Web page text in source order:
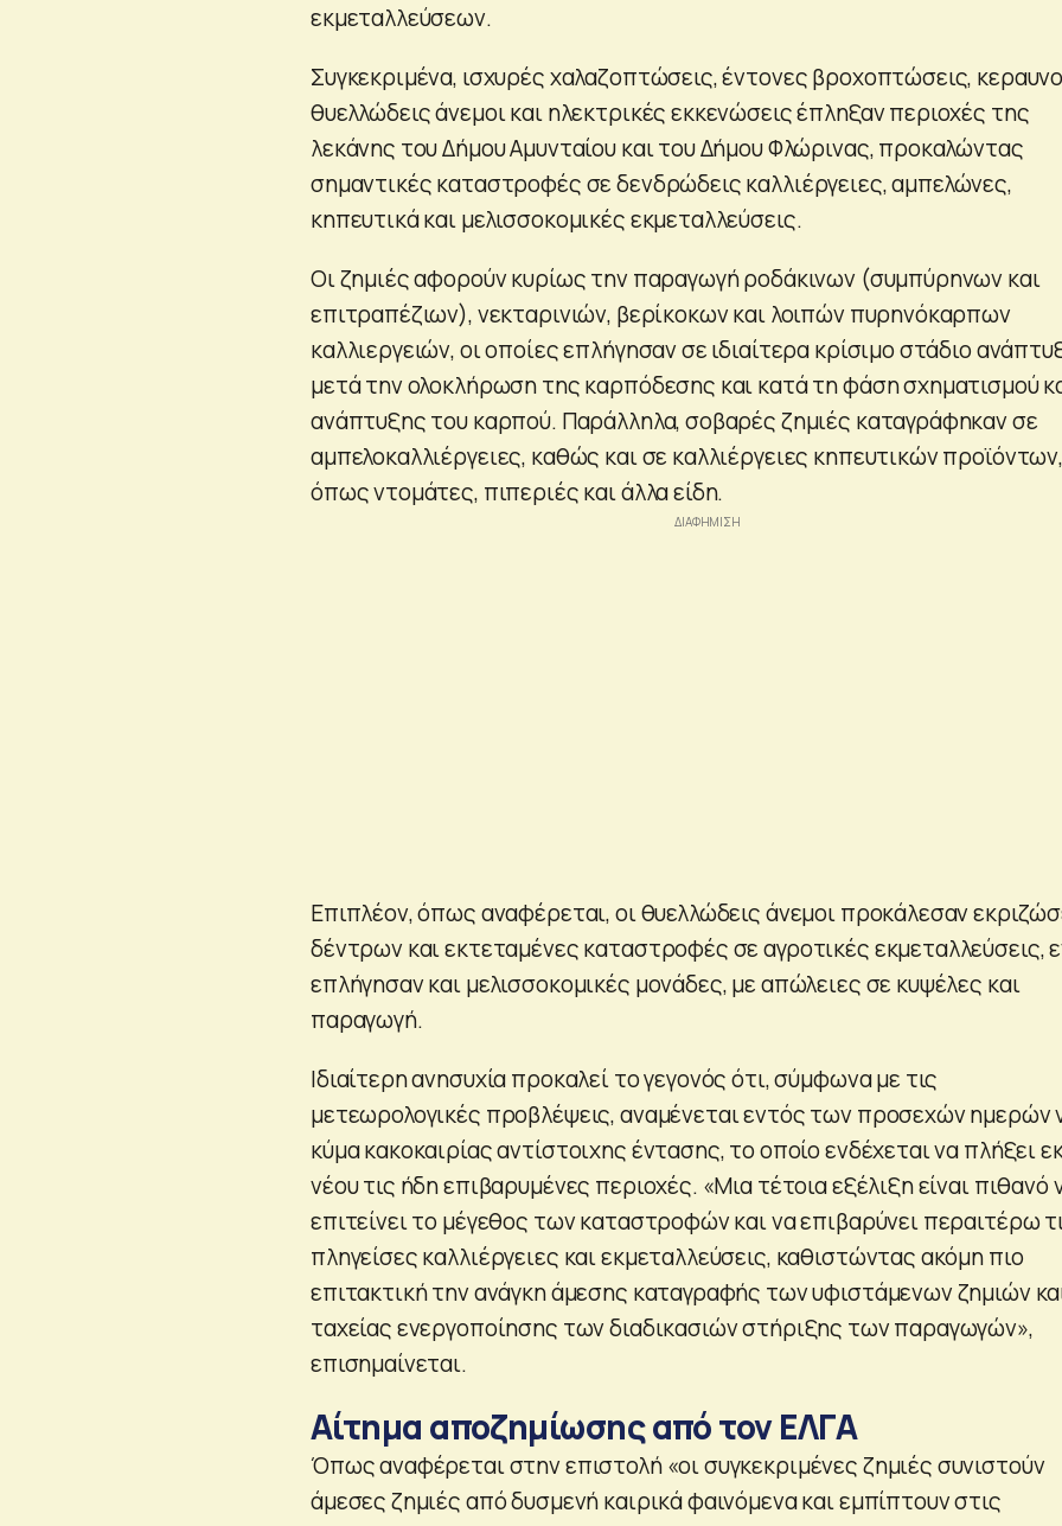
εκμεταλλεύσεων.
Συγκεκριμένα, ισχυρές χαλαζοπτώσεις, έντονες βροχοπτώσεις,
θυελλώδεις άνεμοι και ηλεκτρικές εκκενώσεις έπληξαν περιοχές της
λεκάνης του Δήμου Αμυνταίου και του Δήμου Φλώρινας, προκαλώντας
σημαντικές καταστροφές σε δενδρώδεις καλλιέργειες, αμπελώνες,
κηπευτικά και μελισσοκομικές εκμεταλλεύσεις.
Οι ζημιές αφορούν κυρίως την παραγωγή ροδάκινων (συμπύρηνων και
επιτραπέζιων), νεκταρινιών, βερίκοκων και λοιπών πυρηνόκαρπων
καλλιεργειών, οι οποίες επλήγησαν σε ιδιαίτερα κρίσιμο στάδιο
μετά την ολοκλήρωση της καρπόδεσης και κατά τη φάση σχηματισμού
ανάπτυξης του καρπού. Παράλληλα, σοβαρές ζημιές καταγράφηκαν σε
αμπελοκαλλιέργειες, καθώς και σε καλλιέργειες κηπευτικών προϊόντων,
όπως ντομάτες, πιπεριές και άλλα είδη.
Επιπλέον, όπως αναφέρεται, οι θυελλώδεις άνεμοι προκάλεσαν
δέντρων και εκτεταμένες καταστροφές σε αγροτικές εκμεταλλεύσεις,
επλήγησαν και μελισσοκομικές μονάδες, με απώλειες σε κυψέλες και
παραγωγή.
Ιδιαίτερη ανησυχία προκαλεί το γεγονός ότι, σύμφωνα με τις
μετεωρολογικές προβλέψεις, αναμένεται εντός των προσεχών ημερών
κύμα κακοκαιρίας αντίστοιχης έντασης, το οποίο ενδέχεται να πλήξει
νέου τις ήδη επιβαρυμένες περιοχές. «Μια τέτοια εξέλιξη είναι πιθανό
επιτείνει το μέγεθος των καταστροφών και να επιβαρύνει περαιτέρω
πληγείσες καλλιέργειες και εκμεταλλεύσεις, καθιστώντας ακόμη πιο
επιτακτική την ανάγκη άμεσης καταγραφής των υφιστάμενων ζημιών
ταχείας ενεργοποίησης των διαδικασιών στήριξης των παραγωγών»,
επισημαίνεται.
Αίτημα αποζημίωσης από τον ΕΛΓΑ
Όπως αναφέρεται στην επιστολή «οι συγκεκριμένες ζημιές συνιστούν
άμεσες ζημιές από δυσμενή καιρικά φαινόμενα και εμπίπτουν στις